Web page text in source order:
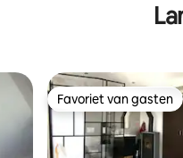
Favoriet van gasten
Favoriet van gasten